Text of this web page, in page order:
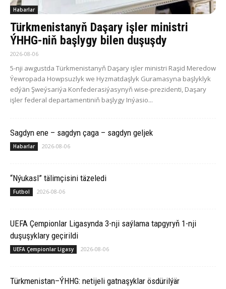
Habarlar
Türkmenistanyň Daşary işler ministri
ÝHHG-niň başlygy bilen duşuşdy
2026-08-06
5-nji awgustda Türkmenistanyň Daşary işler ministri Raşid Meredow
Ýewropada Howpsuzlyk we Hyzmatdaşlyk Guramasyna başlyklyk
edýän Şweýsariýa Konfederasiýasynyň wise-prezidenti, Daşary
işler federal departamentiniň başlygy Inýasio...
Sagdyn ene – sagdyn çaga – sagdyn geljek
Habarlar 2026-08-06
“Nýukasl” tälimçisini täzeledi
Futbol 2026-08-06
UEFA Çempionlar Ligasynda 3-nji saýlama tapgyryň 1-nji
duşuşyklary geçirildi
UEFA Çempionlar Ligasy 2026-08-06
Türkmenistan–ÝHHG: netijeli gatnaşyklar ösdürilýär